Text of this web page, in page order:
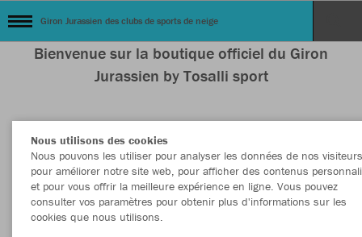
Giron Jurassien des clubs de sports de neige
Bienvenue sur la boutique officiel du Giron
Jurassien by Tosalli sport
Couleur Vêtement
Sport PLUS DE FILTRES
Nous utilisons des cookies
Nous pouvons les utiliser pour analyser les données de nos
pour améliorer notre site web, pour afficher des contenus
et pour vous offrir la meilleure expérience en ligne. Vous pouvez
consulter vos paramètres pour obtenir plus d'informations sur les
cookies que nous utilisons.